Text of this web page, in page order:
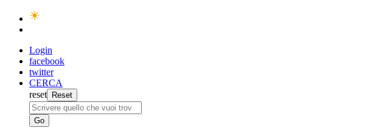
Login
facebook
twitter
CERCA
reset